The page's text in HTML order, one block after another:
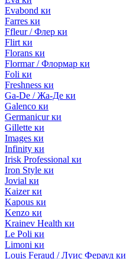
Evabond ки
Farres ки
Ffleur / Флер ки
Flirt ки
Florans ки
Flormar / Флормар ки
Foli ки
Freshness ки
Ga-De / Жа-Де ки
Galenco ки
Germanicur ки
Gillette ки
Images ки
Infinity ки
Irisk Professional ки
Iron Style ки
Jovial ки
Kaizer ки
Kapous ки
Kenzo ки
Krainev Health ки
Le Poli ки
Limoni ки
Louis Feraud / Луис Ферауд ки